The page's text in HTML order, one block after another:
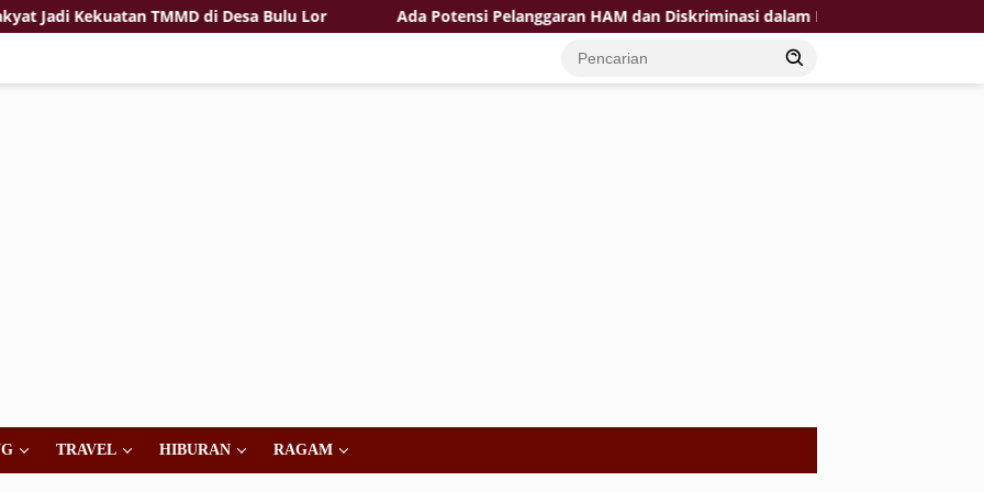
Kekuatan TMMD di Desa Bulu Lor Ada Potensi Pelanggaran HAM dan Diskriminasi dalam Penurunan Paksa
TRAVEL HIBURAN RAGAM